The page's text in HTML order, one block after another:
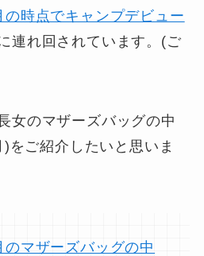
の時点でキャンプデビュー
連れ回されています。(ご
女のマザーズバッグの中
をご紹介したいと思いま
マザーズバッグの中